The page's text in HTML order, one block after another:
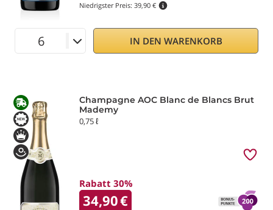
Niedrigster Preis: 39,90 €
IN DEN WARENKORB
Champagne AOC Blanc de Blancs Brut
Mademy
0,75 ℓ
Rabatt 30%
34,90€